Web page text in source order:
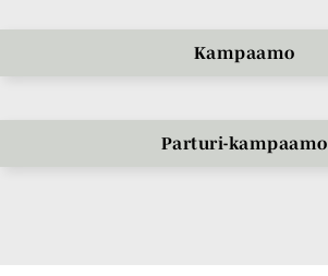
Kampaamo
Parturi-kampaamo